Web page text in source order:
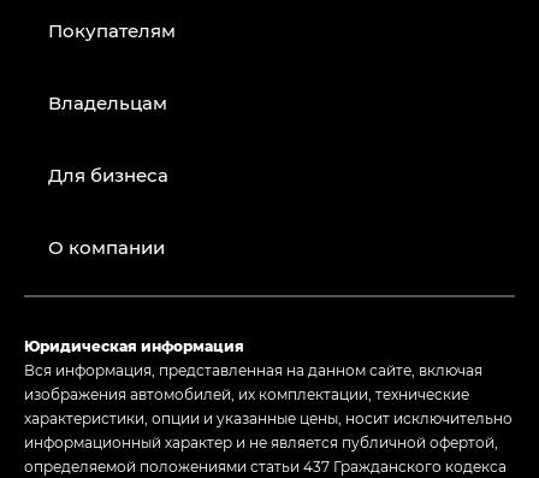
Покупателям
Владельцам
Для бизнеса
О компании
Юридическая информация
Вся информация, представленная на данном сайте, включая
изображения автомобилей, их комплектации, технические
характеристики, опции и указанные цены, носит исключительно
информационный характер и не является публичной офертой,
определяемой положениями статьи 437 Гражданского кодекса